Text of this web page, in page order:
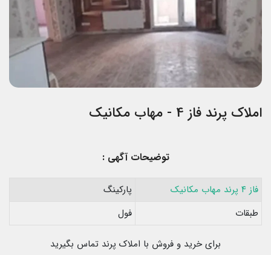
املاک پرند فاز 4 - مهاب مکانیک
توضیحات آگهی :
فاز ۴ پرند مهاب مکانیک
پارکینگ
طبقات
فول
برای خرید و فروش با املاک پرند تماس بگیرید